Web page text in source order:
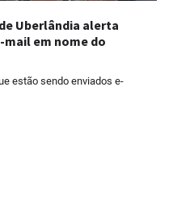
Uberlândia alerta
em nome do
estão sendo enviados e-